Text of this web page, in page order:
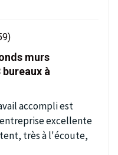
murs
à
accompli est
excellente
très à l'écoute,